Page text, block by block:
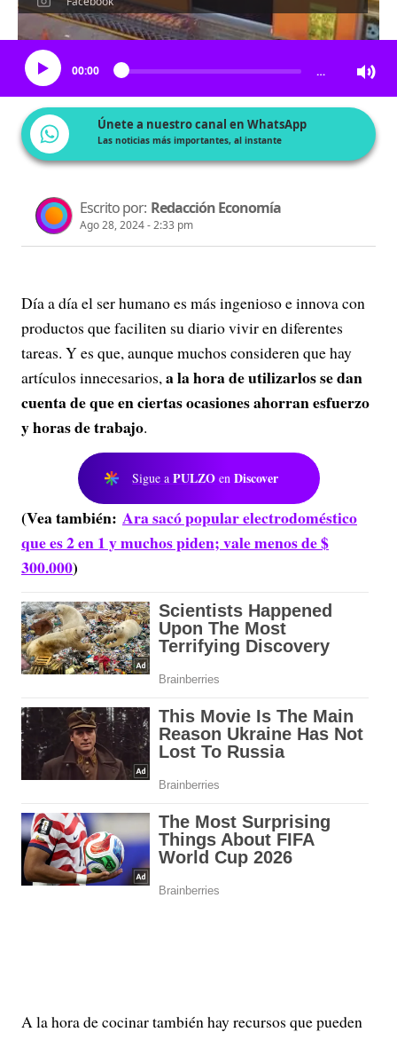
Escucha el artículo
00:00 …
Únete a nuestro canal en WhatsApp
Las noticias más importantes, al instante
Escrito por: Redacción Economía
Ago 28, 2024 - 2:33 pm
Día a día el ser humano es más ingenioso e innova con
productos que faciliten su diario vivir en diferentes
tareas. Y es que, aunque muchos consideren que hay
artículos innecesarios,a la hora de utilizarlos se dan
cuenta de que en ciertas ocasiones ahorran esfuerzo
y horas de trabajo.
Sigue a PULZO en Discover
(Vea también: Ara sacó popular electrodoméstico
que es 2 en 1 y muchos piden; vale menos de $
300.000)
A la hora de cocinar también hay recursos que pueden